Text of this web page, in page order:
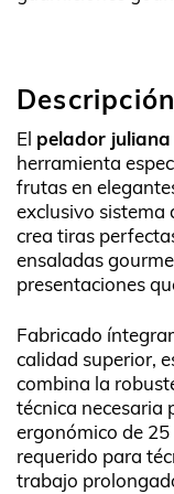
Descripción
El pelador
herramienta
frutas en
exclusivo sistema
crea tiras
ensaladas
presentaciones
Fabricado
calidad superior,
combina la
técnica necesaria
ergonómico de
requerido para
trabajo